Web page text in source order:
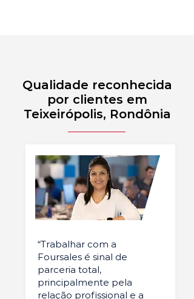
Qualidade reconhecida
por clientes em
Teixeirópolis, Rondônia
“Trabalhar com a
Foursales é sinal de
parceria total,
principalmente pela
relação profissional e a